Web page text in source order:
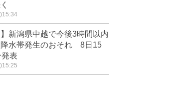
】新潟県中越で今後3時間以内
降水帯発生のおそれ 8日15
表